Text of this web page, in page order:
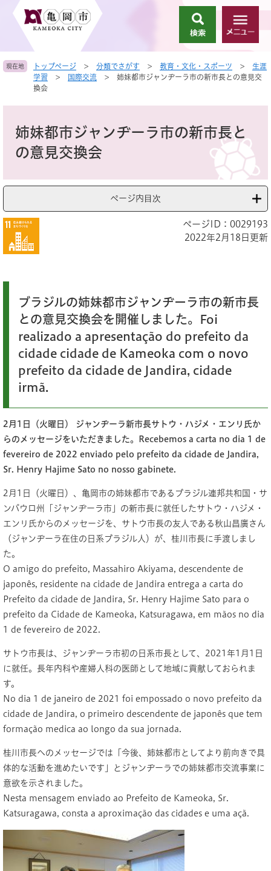
頭
。
飛
て
索
メ
ニ
ー
現在地 トップページ > 分類でさがす > 教育・文化・スポーツ >
生涯
学習
> 国際交流 >
姉妹都市ジャンヂーラ市の新市長との意見交
換会
姉妹都市ジャンヂーラ市の新市長と
の意見交換会
ページ内目次
ページID：0029193
2022年2月18日更新
ブラジルの姉妹都市ジャンヂーラ市の新市長
との意見交換会を開催しました。Foi
realizado a apresentação do prefeito da
cidade cidade de Kameoka com o novo
prefeito da cidade de Jandira, cidade
irmã.
2月1日（火曜日） ジャンヂーラ新市長サトウ・ハジメ・エンリ氏か
らのメッセージをいただきました。Recebemos a carta no dia 1 de
fevereiro de 2022 enviado pelo prefeito da cidade de Jandira,
Sr. Henry Hajime Sato no nosso gabinete.
2月1日（火曜日）、亀岡市の姉妹都市であるブラジル連邦共和国・サ
ンパウロ州「ジャンヂーラ市」の新市長に就任したサトウ・ハジメ・
エンリ氏からのメッセージを、サトウ市長の友人である秋山昌廣さん
（ジャンヂーラ在住の日系ブラジル人）が、桂川市長に手渡しまし
た。
O amigo do prefeito, Massahiro Akiyama, descendente de
japonês, residente na cidade de Jandira entrega a carta do
Prefeito da cidade de Jandira, Sr. Henry Hajime Sato para o
prefeito da Cidade de Kameoka, Katsuragawa, em mãos no dia
1 de fevereiro de 2022.
サトウ市長は、ジャンヂーラ市初の日系市長として、2021年1月1日
に就任。長年内科や産婦人科の医師として地域に貢献しておられま
す。
No dia 1 de janeiro de 2021 foi empossado o novo prefeito da
cidade de Jandira, o primeiro descendente de japonês que tem
formação medica ao longo da sua jornada.
桂川市長へのメッセージでは「今後、姉妹都市としてより前向きで具
体的な活動を進めたいです」とジャンヂーラでの姉妹都市交流事業に
意欲を示されました。
Nesta mensagem enviado ao Prefeito de Kameoka, Sr.
Katsuragawa, consta a aproximação das cidades e uma açã.